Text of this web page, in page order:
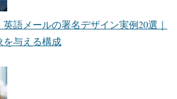
英語メールの署名デザイン実例20選｜
を与える構成